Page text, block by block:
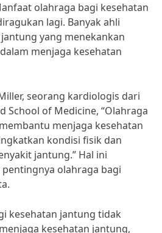
olahraga bagi kesehatan
lagi. Banyak ahli
yang menekankan
menjaga kesehatan
seorang kardiologis dari
School of Medicine, “Olahraga
menjaga kesehatan
kondisi fisik dan
jantung.” Hal ini
olahraga bagi
kesehatan jantung tidak
kesehatan jantung,